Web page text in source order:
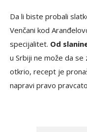
Da li biste probali
Venčani kod
specijalitet. Od
u Srbiji ne može da se
otkrio, recept je
napravi pravo